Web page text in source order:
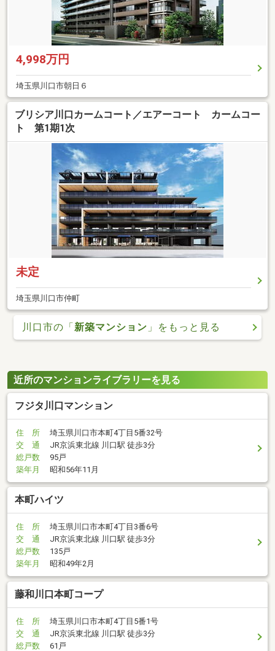
4,998万円
埼玉県川口市朝日６
ブリシア川口カームコート／エアーコート カームコー
ト 第1期1次
未定
埼玉県川口市仲町
川口市の「新築マンション 」をもっと見る
近所のマンションライブラリーを見る
フジタ川口マンション
住 所
埼玉県川口市本町4丁目5番32号
交 通
JR京浜東北線 川口駅 徒歩3分
総戸数
95戸
築年月
昭和56年11月
本町ハイツ
住 所
埼玉県川口市本町4丁目3番6号
交 通
JR京浜東北線 川口駅 徒歩3分
総戸数
135戸
築年月
昭和49年2月
藤和川口本町コープ
住 所
埼玉県川口市本町4丁目5番1号
交 通
JR京浜東北線 川口駅 徒歩3分
総戸数
61戸